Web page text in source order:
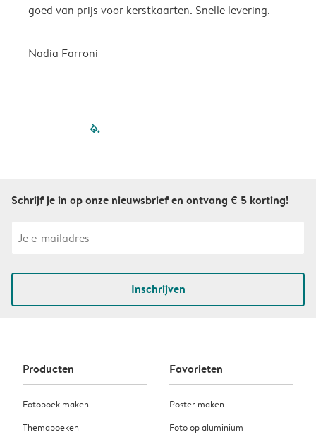
goed van prijs voor kerstkaarten. Snelle levering.
Nadia Farroni
filled-pagination
Schrijf je in op onze nieuwsbrief en ontvang € 5 korting!
Inschrijven
Producten
Fotoboek maken
Themaboeken
Favorieten
Poster maken
Foto op aluminium